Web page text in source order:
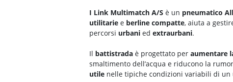
I Link Multimatch A/S è un pneumatico
utilitarie e berline compatte, aiuta a
percorsi urbani ed extraurbani.
Il battistrada è progettato per aumentare
smaltimento dell’acqua e riducono la
utile nelle tipiche condizioni variabili di un